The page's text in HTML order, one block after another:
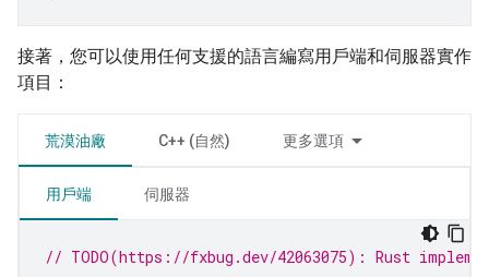
接著，您可以使用任何支援的語言編寫用戶端和伺服器實作
項目：
荒漠油廠 C++ (自然) 更多選項
用戶端 伺服器
// TODO(https://fxbug.dev/42063075): Rust